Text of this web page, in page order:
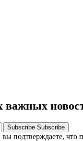
важных
Subscribe Subscribe
подтверждаете, что